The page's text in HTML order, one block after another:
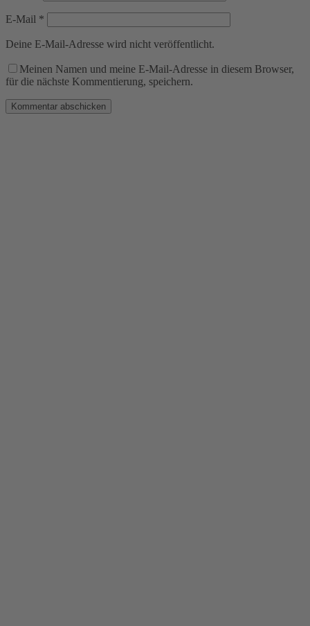
E-Mail *
Deine E-Mail-Adresse wird nicht veröffentlicht.
Meinen Namen und meine E-Mail-Adresse in diesem Browser,
für die nächste Kommentierung, speichern.